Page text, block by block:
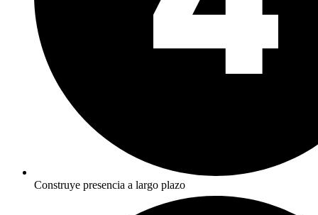
Construye presencia a largo plazo